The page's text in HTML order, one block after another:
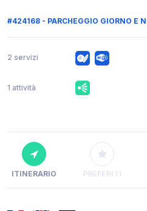
#424168 - PARCHEGGIO GIORNO E
2 servizi
1 attività
ITINERARIO PREFERITI